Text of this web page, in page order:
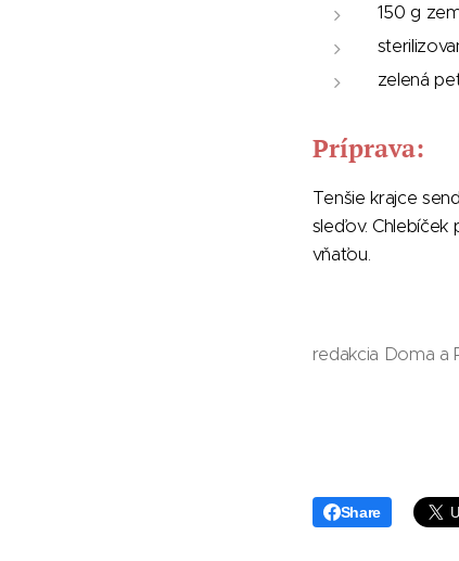
150 g
zelená
Príprava:
Tenšie krajce
sleďov.
vňaťou.
redakcia Doma a
Share